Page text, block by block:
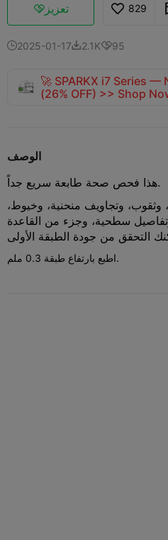
تعزيز 829
2025-01-172.1K95
🚀 SPARKX i7 Series —
(26% OFF) >> Shop
الوصف
هذا فحص صحة طابعة سريع جداً.
وثقوب، وتجاويف منحنية، وخيوط،
سطحية، وجزء من القاعدة
اطبع بارتفاع طبقة 0.3 ملم.